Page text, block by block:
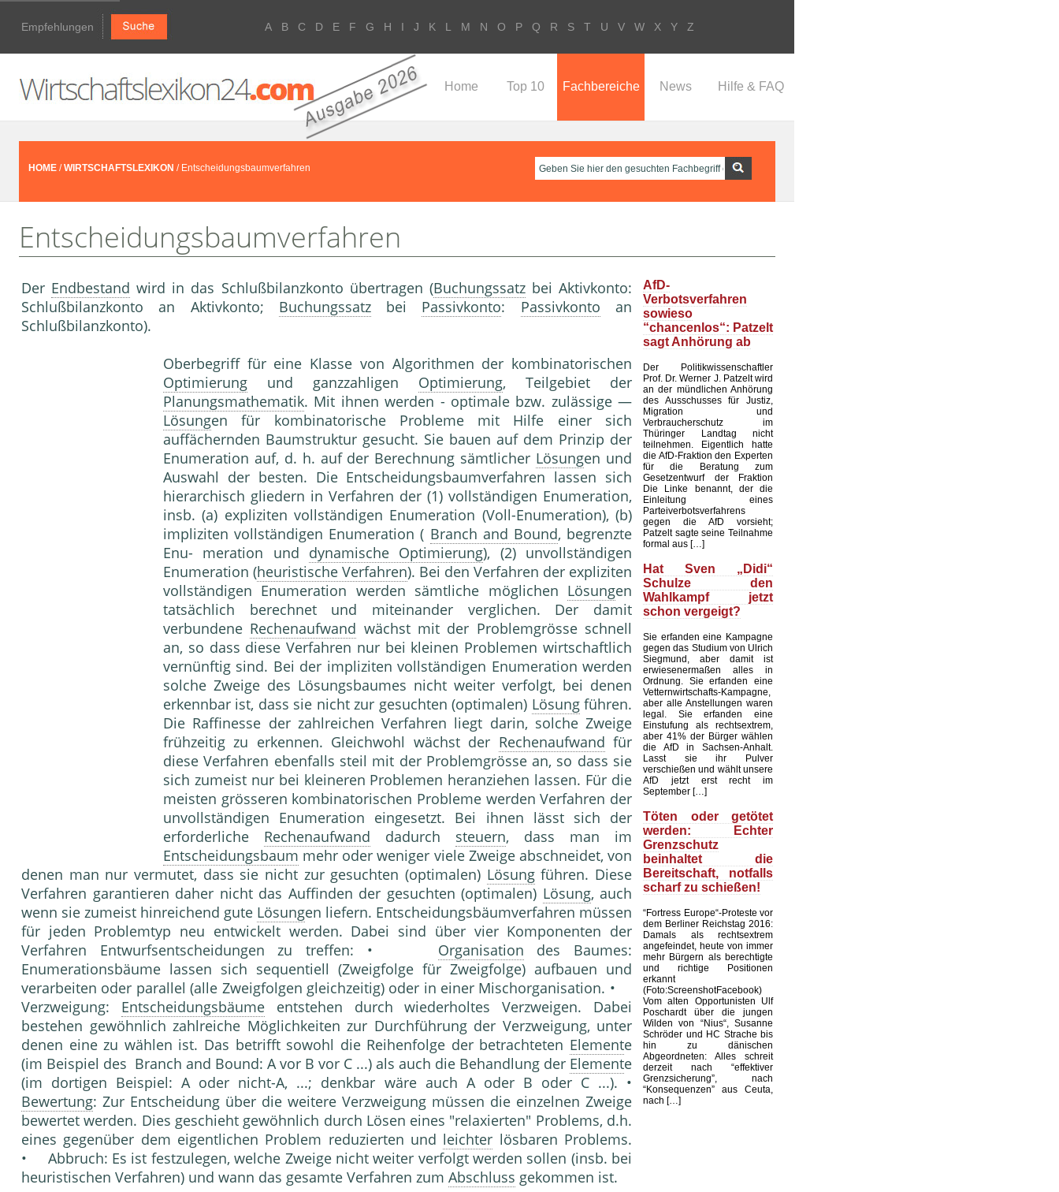
Empfehlungen A B C D E F G H I J K L M N O P Q R S T U V W X Y Z
Home Top 10 Fachbereiche News Hilfe & FAQ
HOME /WIRTSCHAFTSLEXIKON / Entscheidungsbaumverfahren
Entscheidungsbaumverfahren
Der Endbestand wird in das Schlußbilanzkonto übertragen (Buchungssatzbei Aktivkonto:
Schlußbilanzkonto an Aktivkonto; Buchungssatzbei Passivkonto: Passivkonto an
Schlußbilanzkonto).
Oberbegriff für eine Klasse von Algorithmen der kombinatorischen
Optimierung und ganzzahligen Optimierung, Teilgebiet der
Planungsmathematik. Mit ihnen werden - optimale bzw. zulässige —
Lösungen für kombinatorische Probleme mit Hilfe einer sich
auffächernden Baumstruktur gesucht. Sie bauen auf dem Prinzip der
Enumeration auf, d. h. auf der Berechnung sämtlicher Lösungen und
Auswahl der besten. Die Entscheidungsbaumverfahren lassen sich
hierarchisch gliedern in Verfahren der (1) vollständigen Enumeration,
insb. (a) expliziten vollständigen Enumeration (Voll-Enumeration), (b)
impliziten vollständigen Enumeration ( Branch and Bound, begrenzte
Enu- meration und dynamische Optimierung), (2) unvollständigen
Enumeration (heuristische Verfahren). Bei den Verfahren der expliziten
vollständigen Enumeration werden sämtliche möglichen Lösungen
tatsächlich berechnet und miteinander verglichen. Der damit
verbundene Rechenaufwand wächst mit der Problemgrösse schnell
an, so dass diese Verfahren nur bei kleinen Problemen wirtschaftlich
vernünftig sind. Bei der impliziten vollständigen Enumeration werden
solche Zweige des Lösungsbaumes nicht weiter verfolgt, bei denen
erkennbar ist, dass sie nicht zur gesuchten (optimalen) Lösungführen.
Die Raffinesse der zahlreichen Verfahren liegt darin, solche Zweige
frühzeitig zu erkennen. Gleichwohl wächst der Rechenaufwand für
diese Verfahren ebenfalls steil mit der Problemgrösse an, so dass sie
sich zumeist nur bei kleineren Problemen heranziehen lassen. Für die
meisten grösseren kombinatorischen Probleme werden Verfahren der
unvollständigen Enumeration eingesetzt. Bei ihnen lässt sich der
erforderliche Rechenaufwand dadurch steuern, dass man im
Entscheidungsbaum mehr oder weniger viele Zweige abschneidet, von
denen man nur vermutet, dass sie nicht zur gesuchten (optimalen) Lösungführen. Diese
Verfahren garantieren daher nicht das Auffinden der gesuchten (optimalen) Lösung, auch
wenn sie zumeist hinreichend gute Lösungen liefern. Entscheidungsbäumverfahren müssen
für jeden Problemtyp neu entwickelt werden. Dabei sind über vier Komponenten der
Verfahren Entwurfsentscheidungen zu treffen: • Organisation des Baumes:
Enumerationsbäume lassen sich sequentiell (Zweigfolge für Zweigfolge) aufbauen und
verarbeiten oder parallel (alle Zweigfolgen gleichzeitig) oder in einer Mischorganisation. •
Verzweigung: Entscheidungsbäumeentstehen durch wiederholtes Verzweigen. Dabei
bestehen gewöhnlich zahlreiche Möglichkeiten zur Durchführung der Verzweigung, unter
denen eine zu wählen ist. Das betrifft sowohl die Reihenfolge der betrachteten Elemente
(im Beispiel des Branch and Bound: A vor B vor C ...) als auch die Behandlung der Elemente
(im dortigen Beispiel: A oder nicht-A, ...; denkbar wäre auch A oder B oder C ...). •
Bewertung: Zur Entscheidung über die weitere Verzweigung müssen die einzelnen Zweige
bewertet werden. Dies geschieht gewöhnlich durch Lösen eines "relaxierten" Problems, d.h.
eines gegenüber dem eigentlichen Problem reduzierten und leichter lösbaren Problems.
• Abbruch: Es ist festzulegen, welche Zweige nicht weiter verfolgt werden sollen (insb. bei
heuristischen Verfahren) und wann das gesamte Verfahren zum Abschluss gekommen ist.
AfD-
Verbotsverfahren
sowieso
“chancenlos“: Patzelt
sagt Anhörung ab
Der Politikwissenschaftler
Prof. Dr. Werner J. Patzelt wird
an der mündlichen Anhörung
des Ausschusses für Justiz,
Migration und
Verbraucherschutz im
Thüringer Landtag nicht
teilnehmen. Eigentlich hatte
die AfD-Fraktion den Experten
für die Beratung zum
Gesetzentwurf der Fraktion
Die Linke benannt, der die
Einleitung eines
Parteiverbotsverfahrens
gegen die AfD vorsieht;
Patzelt sagte seine Teilnahme
formal aus […]
Hat Sven „Didi“
Schulze den
Wahlkampf jetzt
schon vergeigt?
Sie erfanden eine Kampagne
gegen das Studium von Ulrich
Siegmund, aber damit ist
erwiesenermaßen alles in
Ordnung. Sie erfanden eine
Vetternwirtschafts-Kampagne,
aber alle Anstellungen waren
legal. Sie erfanden eine
Einstufung als rechtsextrem,
aber 41% der Bürger wählen
die AfD in Sachsen-Anhalt.
Lasst sie ihr Pulver
verschießen und wählt unsere
AfD jetzt erst recht im
September […]
Töten oder getötet
werden: Echter
Grenzschutz
beinhaltet die
Bereitschaft, notfalls
scharf zu schießen!
“Fortress Europe“-Proteste vor
dem Berliner Reichstag 2016:
Damals als rechtsextrem
angefeindet, heute von immer
mehr Bürgern als berechtigte
und richtige Positionen
erkannt
(Foto:ScreenshotFacebook)
Vom alten Opportunisten Ulf
Poschardt über die jungen
Wilden von “Nius“, Susanne
Schröder und HC Strache bis
hin zu dänischen
Abgeordneten: Alles schreit
derzeit nach “effektiver
Grenzsicherung”, nach
“Konsequenzen” aus Ceuta,
nach […]